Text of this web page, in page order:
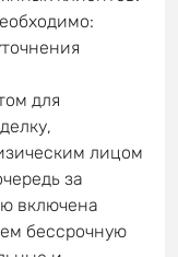
для
лицом
за
включена
бессрочную